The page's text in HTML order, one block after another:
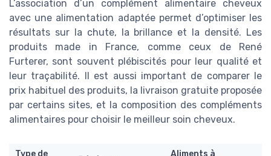
L’association d’un complément alimentaire cheveux
avec une alimentation adaptée permet d’optimiser les
résultats sur la chute, la brillance et la densité. Les
produits made in France, comme ceux de René
Furterer, sont souvent plébiscités pour leur qualité et
leur traçabilité. Il est aussi important de comparer le
prix habituel des produits, la livraison gratuite proposée
par certains sites, et la composition des compléments
alimentaires pour choisir le meilleur soin cheveux.
Type de
Aliments à